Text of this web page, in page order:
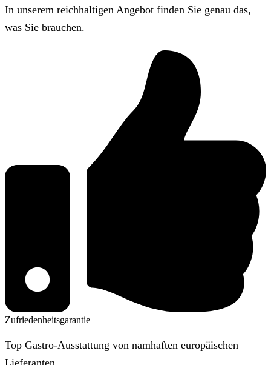
In unserem reichhaltigen Angebot finden Sie genau das,
was Sie brauchen.
Zufriedenheitsgarantie
Top Gastro-Ausstattung von namhaften europäischen